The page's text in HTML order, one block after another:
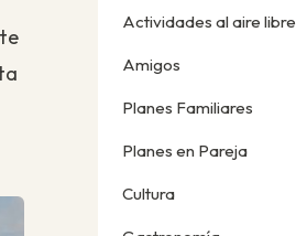
Actividades al aire libre
Amigos
Planes Familiares
Planes en Pareja
Cultura